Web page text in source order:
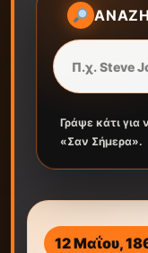
Γράψε κάτι
«Σαν Σήμερα».
12 Μαΐου,